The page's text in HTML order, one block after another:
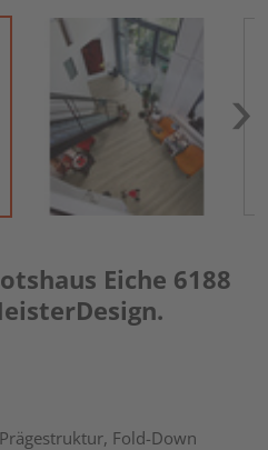
Eiche 6188
Fold-Down